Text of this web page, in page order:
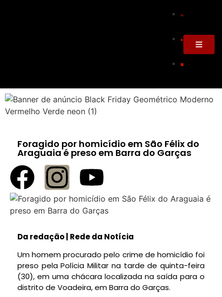
Foragido por homicídio em São Félix do
Araguaia é preso em Barra do Garças
Da redação | Rede da Notícia
Um homem procurado pelo crime de homicídio foi
preso pela Polícia Militar na tarde de quinta-feira
(30), em uma chácara localizada na saída para o
distrito de Voadeira, em Barra do Garças.